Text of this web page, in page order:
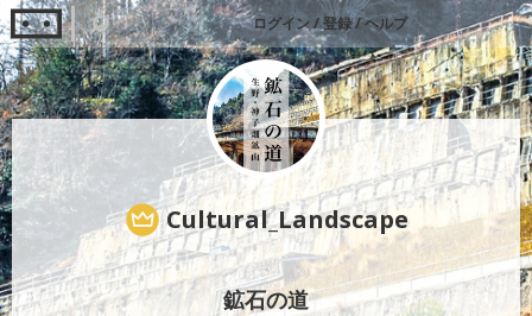
ログイン/登録/ヘルプ
Cultural_Landscape
鉱石の道